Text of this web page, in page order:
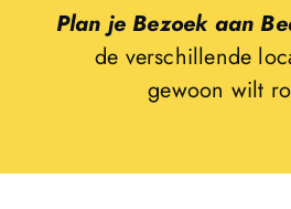
Plan je Bezoek aan
de verschillende
gewoon wilt